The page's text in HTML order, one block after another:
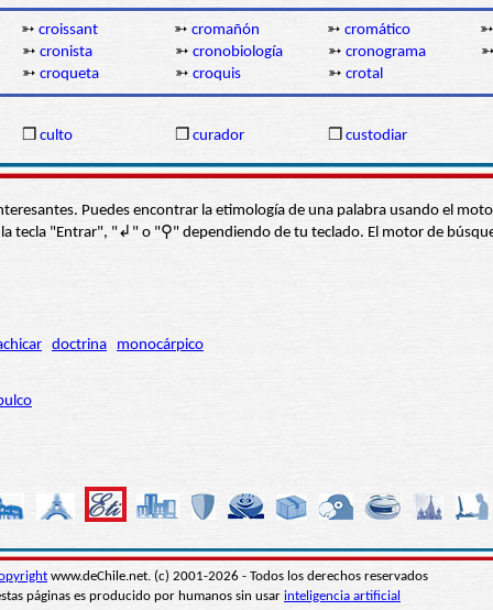
➳ croissant ➳ cromañón ➳ cromático ➳
➳ cronista ➳ cronobiología ➳ cronograma ➳
➳ croqueta ➳ croquis ➳ crotal
❒ culto ❒ curador ❒ custodiar
Puedes encontrar la etimología de una palabra usando el
la tecla "Entrar", "↲" o "⚲" dependiendo de tu teclado. El motor de
doctrina monocárpico
www.deChile.net. (c) 2001-2026 - Todos los derechos reservados
páginas es producido por humanos sin usar inteligencia artificial